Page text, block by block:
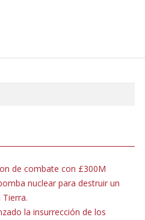
de combate con £300M
nuclear para destruir un
la insurrección de los